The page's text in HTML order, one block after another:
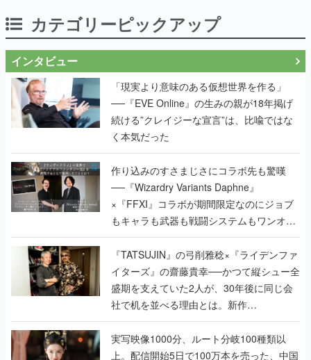
カテゴリーピックアップ
インタビュー
「現実より意味のある仮想世界を作る」
──『EVE Online』の生みの親が18年掲げ
続ける”クレイジーな宣言”は、比喩ではな
く本気だった
作り込みのすさまじさにコラボ先も驚嘆
──『Wizardry Variants Daphne』
×『FFXI』コラボが期間限定なのにジョブ
もキャラも武器も戦闘システムもワンオフ
で作り込まれた理由を両ディレクターに聞
く
『TATSUJIN』の弓削雅稔×『ライデンファ
イターズ』の齋藤貴幸──かつて縦シュー全
盛期を支えていた2人が、30年後に同じ会
社で机を並べる理由とは。新作
『TATSUJIN EXTREME』で初タッグを組
んだレジェンド2人に訊く開発秘話
実写映像1000分、ルート分岐100種類以
上。配信開始5日で100万本を売った、中国